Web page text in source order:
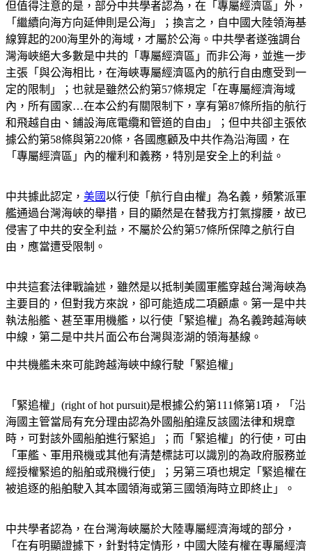
但值得注意的是，部分中共學者認為，在「專屬經濟區」外，
「繼續向海方向延伸則是公海」；換言之，自中國大陸領海基
線算起的200海里外的海域，才屬於公海。中共學者遂強調台
灣海峽絕大多數是中共的「專屬經濟區」而非公海，並進一步
主張「與公海相比，在海峽專屬經濟區內的航行自由應受到一
定的限制」；也就是雖然公約第57條規定「在專屬經濟海域
內，所有國家…在本公約有關限制下，享有第87條所指的航行
和飛越自由、鋪設海底電纜和管道的自由」；但中共卻主張依
據公約第58條與第220條，各國應顧及中共作為沿海國，在
「專屬經濟區」內的權利和義務，特別是安全上的利益。
中共據此認定， 美國以行使「航行自由權」為名義，頻繁派軍
艦通過台灣海峽的舉措，目的顯然是在替我方打氣撐腰，故已
侵害了中共的安全利益，不屬於公約第57條所保障之航行自
由，應當遭受限制。
中共這套法律戰論述，雖然是以抵制美國軍艦穿越台灣海峽為
主要目的，但對我方來說，卻可能造成二項顧慮。第一是中共
執法船艦、甚至軍用機艦，以行使「緊追權」為名義跨越海峽
中線，第二是中共片面公布台灣與澎湖的領海基線。
中共機艦未來可能跨越海峽中線行駛「緊追權」
「緊追權」(right of hot pursuit)是根據公約第111條第1項，「沿
海國主管當局有充分理由認為外國船舶違反該國法律和規章
時，可對該外國船舶進行緊追」；而「緊追權」的行使，可由
「軍艦、軍用飛機或其他有清楚標誌可以識別的為政府服務並
經授權緊追的船舶或飛機行使」；另第三項也規定「緊追權在
被追逐的船舶駛入其本國領海或第三國領海時立即終止」。
中共學者認為，在台灣海峽屬於大陸專屬經濟海域的部分，
「在有明顯證據下，針對特定情形，中國大陸有權在專屬經濟